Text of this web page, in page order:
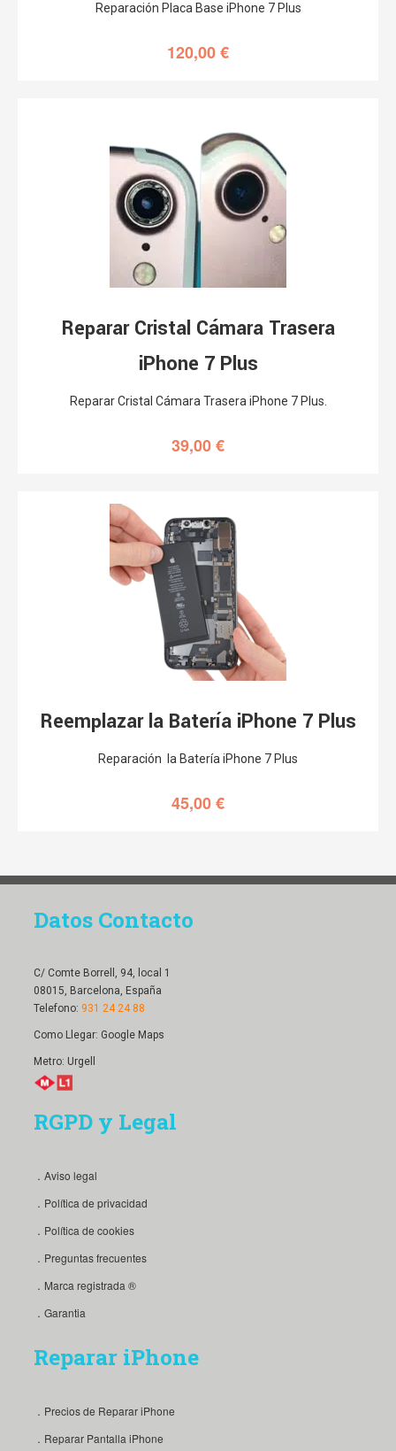
Reparación Placa Base iPhone 7 Plus
120,00€
Reparar Cristal Cámara Trasera
iPhone 7 Plus
Reparar Cristal Cámara Trasera iPhone 7 Plus.
39,00€
Reemplazar la Batería iPhone 7 Plus
Reparación la Batería iPhone 7 Plus
45,00€
Datos Contacto
C/ Comte Borrell, 94, local 1
08015, Barcelona, España
Telefono: 931 24 24 88
Como Llegar: Google Maps
Metro: Urgell
RGPD y Legal
．Aviso legal
．Política de privacidad
．Política de cookies
．Preguntas frecuentes
．Marca registrada ®
．Garantia
Reparar iPhone
．Precios de Reparar iPhone
．Reparar Pantalla iPhone